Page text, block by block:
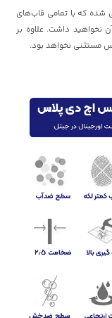
شده که با تمامی قاب‌های
داشت. علاوه بر
مستثنی نخواهد بود.